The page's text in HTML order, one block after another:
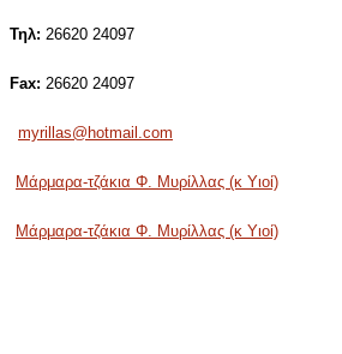
Τηλ: 26620 24097
Fax: 26620 24097
myrillas@hotmail.com
Μάρμαρα-τζάκια Φ. Μυρίλλας (κ Υιοί)
Μάρμαρα-τζάκια Φ. Μυρίλλας (κ Υιοί)